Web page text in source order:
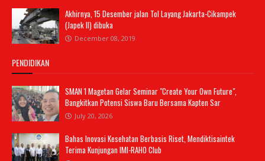
Akhirnya, 15 Desember jalan Tol Layang Jakarta-Cikampek
(Japek II) dibuka
December 08, 2019
PENDIDIKAN
SMAN 1 Magetan Gelar Seminar "Create Your Own Future",
Bangkitkan Potensi Siswa Baru Bersama Kapten Sar
July 20, 2026
Bahas Inovasi Kesehatan Berbasis Riset, Mendiktisaintek
Terima Kunjungan IMI-RAHO Club